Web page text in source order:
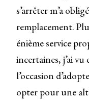
s’arrêter m’a
remplacement.
énième service
incertaines, j’ai
l’occasion
opter pour une